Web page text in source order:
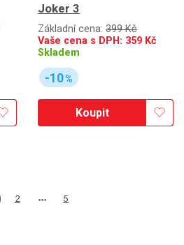
Joker 3
Základní cena: 399 Kč
Vaše cena s DPH: 359 Kč
Skladem
-10%
Koupit
2 5